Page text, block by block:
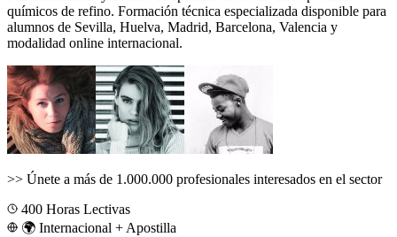
químicos de refino. Formación técnica especializada disponible para
alumnos de Sevilla, Huelva, Madrid, Barcelona, Valencia y
modalidad online internacional.
>> Únete a más de 1.000.000 profesionales interesados en el sector
400 Horas Lectivas
🌍 Internacional + Apostilla